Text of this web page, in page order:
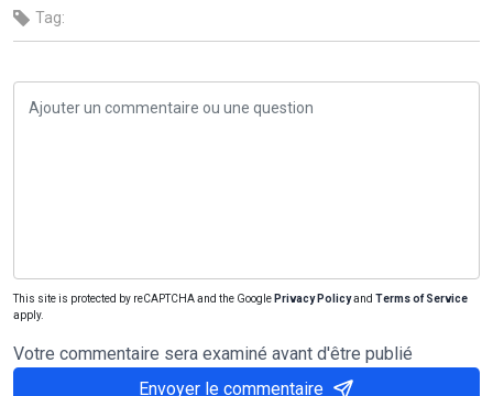
Tag:
This site is protected by reCAPTCHA and the Google Privacy Policyand Terms of Service
apply.
Votre commentaire sera examiné avant d'être publié
Envoyer le commentaire